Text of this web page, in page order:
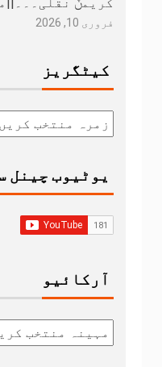
فروری 10, 2026
کیٹگریز
یوٹیوب چینل
آرکائیو